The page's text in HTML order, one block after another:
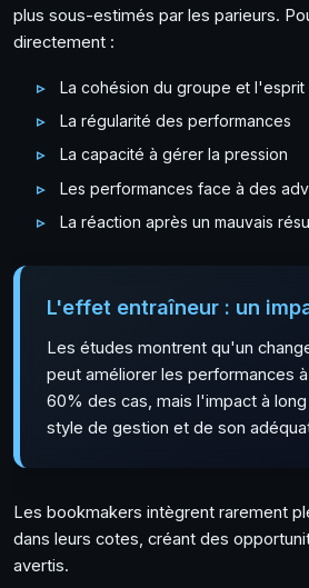
plus sous-estimés par les parieurs.
directement :
La cohésion du groupe et
La régularité des performances
La capacité à gérer la pression
Les performances face à des
La réaction après un mauvais
L'effet entraîneur : un
Les études montrent qu'un
peut améliorer les performances
60% des cas, mais l'impact à
style de gestion et de son
Les bookmakers intègrent rarement
dans leurs cotes, créant des
avertis.